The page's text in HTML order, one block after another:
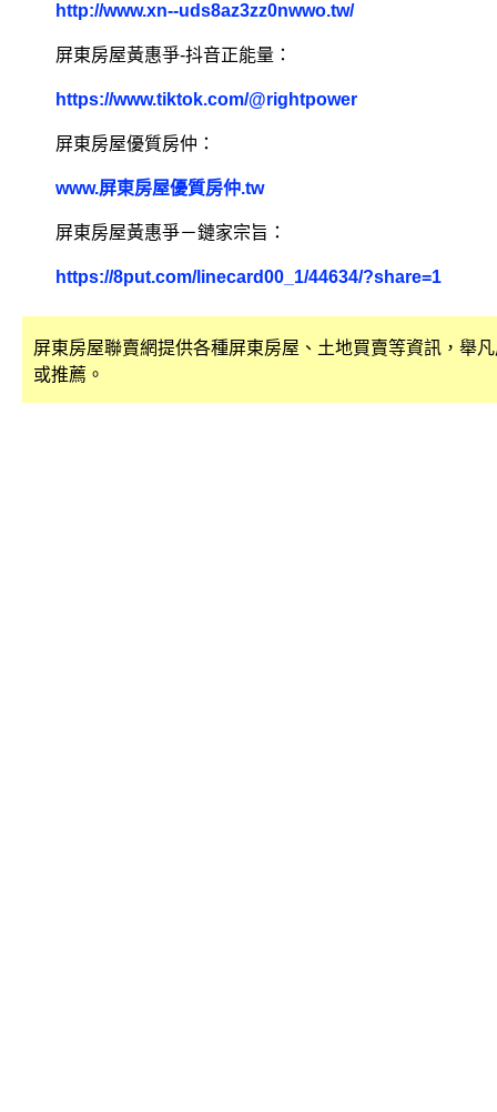
http://www.xn--uds8az3zz0nwwo.tw/
屏東房屋黃惠爭-抖音正能量：
https://www.tiktok.com/@rightpower
屏東房屋優質房仲：
www.屏東房屋優質房仲.tw
屏東房屋黃惠爭－鏈家宗旨：
https://8put.com/linecard00_1/44634/?share=1
屏東房屋聯賣網提供各種屏東房屋、土地買賣等資訊，舉
或推薦。